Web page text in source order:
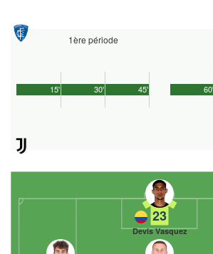
1ère période
45'
15' 30' 60'
23
Devis Vasquez